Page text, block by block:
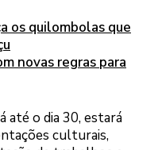
os quilombolas que
novas regras para
até o dia 30, estará
culturais,